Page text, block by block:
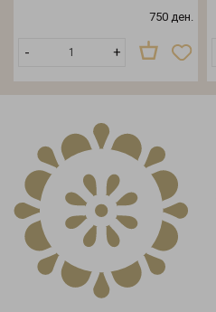
750 ден.
- +